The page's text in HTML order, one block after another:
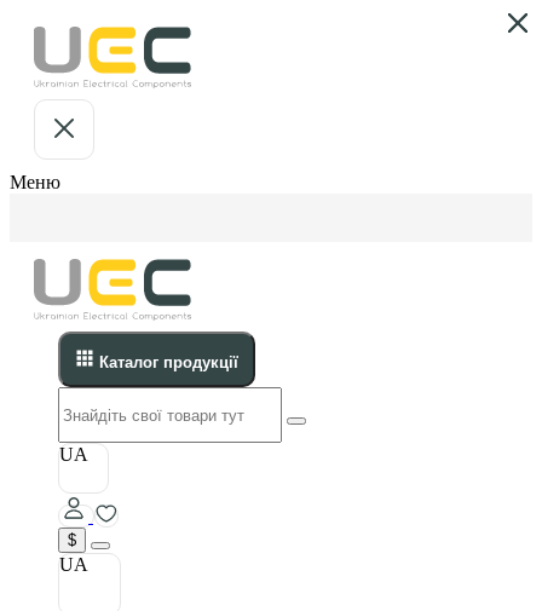
Меню
Каталог продукції
UA
$
UA